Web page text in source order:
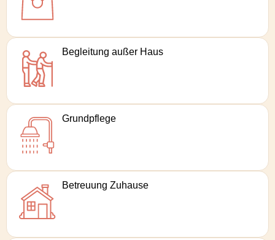
Begleitung außer Haus
Grund­pflege
Betreuung Zuhause